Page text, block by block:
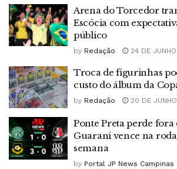
Arena do Torcedor
Escócia com
público
by Redação 24 DE
Troca de figurinhas
custo do álbum da
by Redação 20 DE
Ponte Preta perde fora
Guarani vence na
semana
by Portal JP News Campinas